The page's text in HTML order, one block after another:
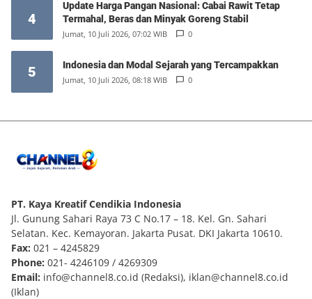
4
Update Harga Pangan Nasional: Cabai Rawit Tetap
Termahal, Beras dan Minyak Goreng Stabil
Jumat, 10 Juli 2026, 07:02 WIB 0
5 Indonesia dan Modal Sejarah yang Tercampakkan
Jumat, 10 Juli 2026, 08:18 WIB 0
PT. Kaya Kreatif Cendikia Indonesia
Jl. Gunung Sahari Raya 73 C No.17 – 18. Kel. Gn. Sahari
Selatan. Kec. Kemayoran. Jakarta Pusat. DKI Jakarta 10610.
Fax: 021 – 4245829
Phone: 021- 4246109 / 4269309
Email: info@channel8.co.id (Redaksi), iklan@channel8.co.id
(Iklan)